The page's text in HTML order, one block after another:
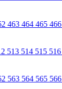
463 464 465 466
513 514 515 516
563 564 565 566